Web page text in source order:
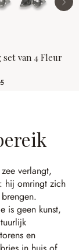
van 4 Fleur
gespart)
verlangt,
hij omringt zich
is geen kunst,
en